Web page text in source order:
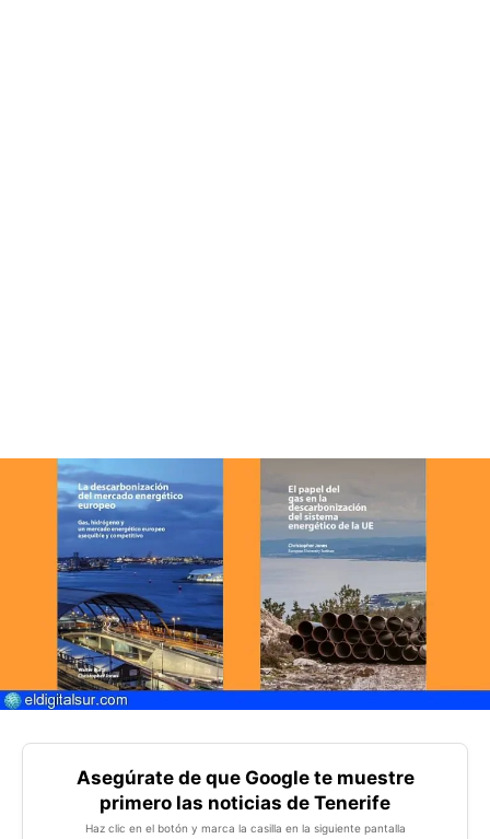
Asegúrate de que Google te muestre
primero las noticias de Tenerife
Haz clic en el botón y marca la casilla en la siguiente pantalla